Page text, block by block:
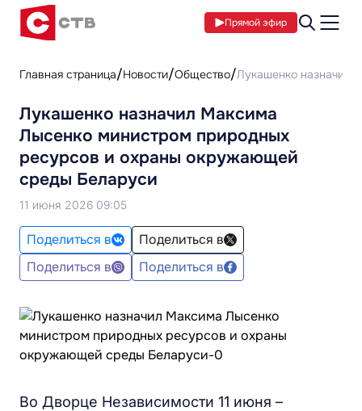
Прямой эфир
Главная страница Новости Общество Лукашенко назначил
Лукашенко назначил Максима
Лысенко министром природных
ресурсов и охраны окружающей
среды Беларуси
11 июня 2026 09:05
Поделиться в
Поделиться в
Поделиться в
Поделиться в
Во Дворце Независимости 11 июня –